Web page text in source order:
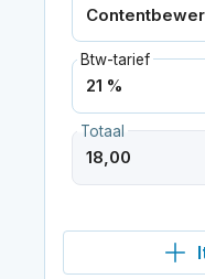
Btw-tarief
Totaal